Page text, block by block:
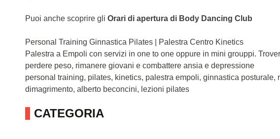
Puoi anche scoprire gli Orari di apertura di Body Dancing Club
Personal Training Ginnastica Pilates | Palestra Centro Kinetics
Palestra a Empoli con servizi in one to one oppure in mini grouppi.
perdere peso, rimanere giovani e combattere ansia e depressione
personal training, pilates, kinetics, palestra empoli, ginnastica
dimagrimento, alberto beconcini, lezioni pilates
CATEGORIA